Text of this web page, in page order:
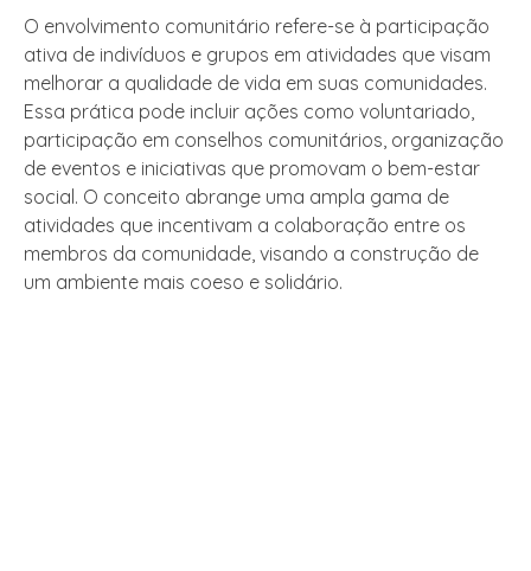
O envolvimento comunitário refere-se à participação
ativa de indivíduos e grupos em atividades que visam
melhorar a qualidade de vida em suas comunidades.
Essa prática pode incluir ações como voluntariado,
participação em conselhos comunitários, organização
de eventos e iniciativas que promovam o bem-estar
social. O conceito abrange uma ampla gama de
atividades que incentivam a colaboração entre os
membros da comunidade, visando a construção de
um ambiente mais coeso e solidário.